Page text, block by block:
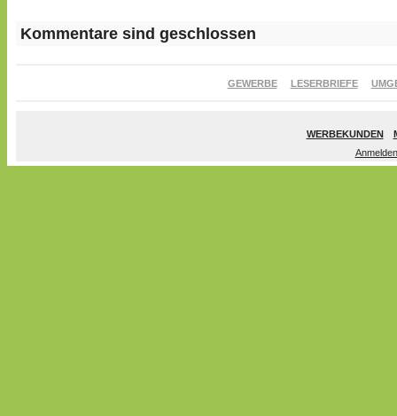
Kommentare sind geschlossen
GEWERBE LESERBRIEFE
WERBEKUNDEN
Anmelden